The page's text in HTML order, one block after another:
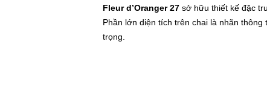
Fleur d’Oranger 27 sở hữu thiết kế đặc
Phần lớn diện tích trên chai là nhãn
trọng.